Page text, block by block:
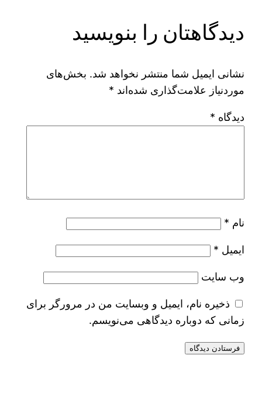
دیدگاهتان را بنویسید
نشانی ایمیل شما منتشر نخواهد شد. بخش‌های
موردنیاز علامت‌گذاری شده‌اند *
دیدگاه *
نام *
ایمیل *
وب‌ سایت
ذخیره نام، ایمیل و وبسایت من در مرورگر برای
زمانی که دوباره دیدگاهی می‌نویسم.